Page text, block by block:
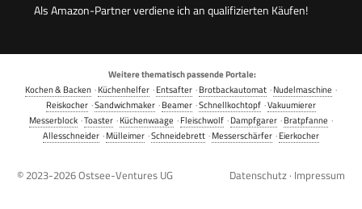
Als Amazon-Partner verdiene ich an qualifizierten Käufen!
Weitere thematisch passende Portale:
Kochen & Backen ·Küchenhelfer ·Entsafter ·Brotbackautomat ·Nudelmaschine ·
Reiskocher ·Sandwichmaker ·Beamer ·Schnellkochtopf ·Vakuumierer
Messerblock ·Toaster ·Küchenwaage ·Fleischwolf ·Dampfgarer ·Bratpfanne ·
Allesschneider ·Mülleimer ·Schneidebrett ·Messerschärfer ·Eierkocher
© 2023-2026Ostsee-Ventures UG Datenschutz · Impressum